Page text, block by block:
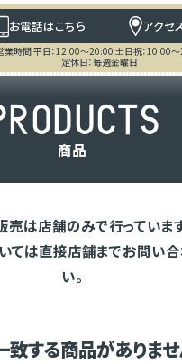
お電話はこちら アクセ
業時間 平日：12:00～20:00 土日祝：10:00
定休日：毎週金曜日
RODUCTS
商品
売は店舗のみで行っています
ては直接店舗までお問い合
い。
する商品がありませ